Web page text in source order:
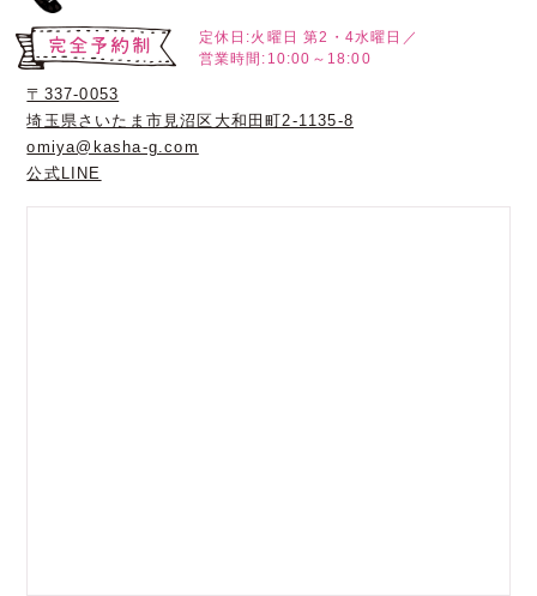
定休日:火曜日 第2・4水曜日／
営業時間:10:00～18:00
〒337-0053
埼玉県さいたま市見沼区大和田町2-1135-8
omiya@kasha-g.com
公式LINE